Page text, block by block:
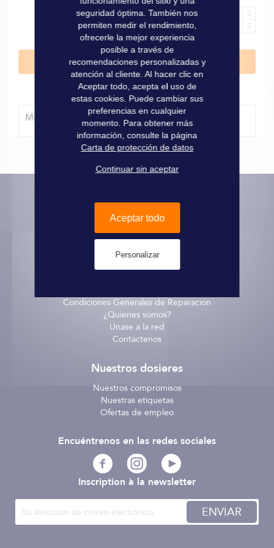
Añadir al carrito
Método de entrega
Informaciones prácticas
Pago seguro
Informaciones legales
Condiciones Generales de Reparación
¿Quienes somos?
Únase a la red
Contáctenos
Nuestros dosieres
Nuestros compromisos
Nuestras etiquetas
Ofertas de empleo
Inscription à la newsletter
ENVIAR
Encuéntrenos en las redes sociales
seguridad óptima. También nos
permiten medir el rendimiento,
ofrecerle la mejor experiencia
posible a través de
recomendaciones personalizadas y
atención al cliente. Al hacer clic en
Aceptar todo, acepta el uso de
estas cookies. Puede cambiar sus
preferencias en cualquier
momento. Para obtener más
información, consulte la página
Carta de protección de datos
Continuar sin aceptar
Aceptar todo
Personalizar